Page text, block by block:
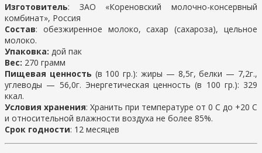
Изготовитель: ЗАО «Кореновский молочно-консервный
комбинат», Россия
Состав: обезжиренное молоко, сахар (сахароза), цельное
молоко.
Упаковка: дой пак
Вес: 270 грамм
Пищевая ценность (в 100 гр.): жиры — 8,5г, белки — 7,2г.,
углеводы — 56,0г. Энергетическая ценность (в 100 гр.): 329
ккал.
Условия хранения: Хранить при температуре от 0 С до +20 С
и относительной влажности воздуха не более 85%.
Срок годности: 12 месяцев